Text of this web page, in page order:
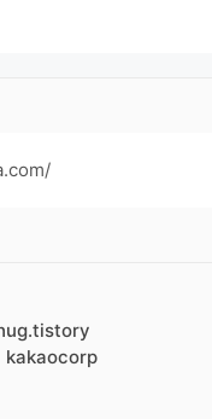
kakaocorp